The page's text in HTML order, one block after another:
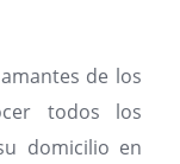
de los
todos los
domicilio en